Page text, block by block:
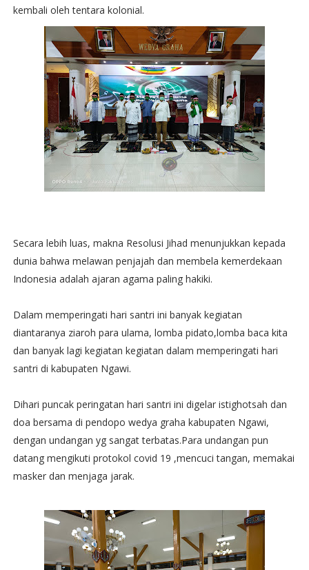
kembali oleh tentara kolonial.
Secara lebih luas, makna Resolusi Jihad menunjukkan kepada
dunia bahwa melawan penjajah dan membela kemerdekaan
Indonesia adalah ajaran agama paling hakiki.
Dalam memperingati hari santri ini banyak kegiatan
diantaranya ziaroh para ulama, lomba pidato,lomba baca kita
dan banyak lagi kegiatan kegiatan dalam memperingati hari
santri di kabupaten Ngawi.
Dihari puncak peringatan hari santri ini digelar istighotsah dan
doa bersama di pendopo wedya graha kabupaten Ngawi,
dengan undangan yg sangat terbatas.Para undangan pun
datang mengikuti protokol covid 19 ,mencuci tangan, memakai
masker dan menjaga jarak.